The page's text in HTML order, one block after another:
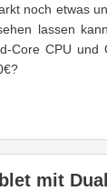
noch etwas
lassen
Core CPU und
mit